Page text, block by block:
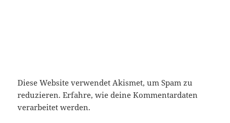
Diese Website verwendet Akismet, um Spam zu
reduzieren.Erfahre, wie deine Kommentardaten
verarbeitet werden.